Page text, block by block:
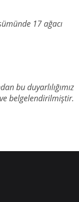
17 ağacı
bu duyarlılığımız
belgelendirilmiştir.